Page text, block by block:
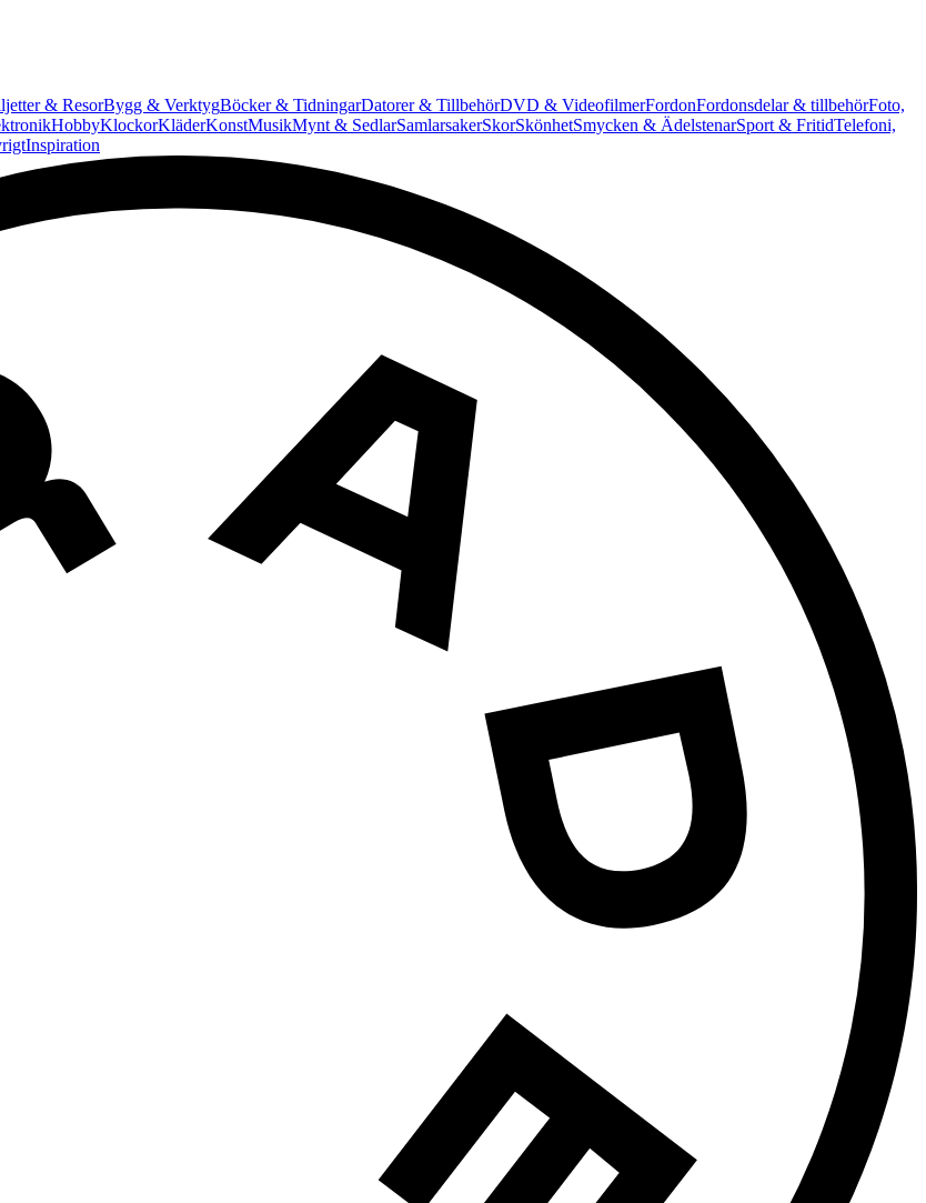
& ResorBygg & VerktygBöcker & TidningarDatorer & TillbehörDVD & VideofilmerFordonFordonsdelar & tillbehörFoto,
HobbyKlockorKläderKonstMusikMynt & SedlarSamlarsakerSkorSkönhetSmycken & ÄdelstenarSport & FritidTelefoni,
Inspiration